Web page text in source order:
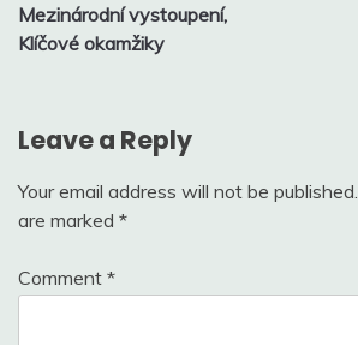
Mezinárodní vystoupení,
Klíčové okamžiky
Leave a Reply
Your email address will not be published.
are marked *
Comment *